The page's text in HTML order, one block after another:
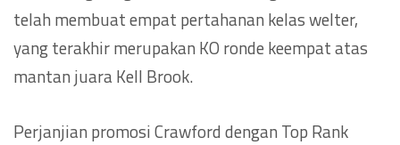
telah membuat empat pertahanan kelas welter,
yang terakhir merupakan KO ronde keempat atas
mantan juara Kell Brook.
Perjanjian promosi Crawford dengan Top Rank